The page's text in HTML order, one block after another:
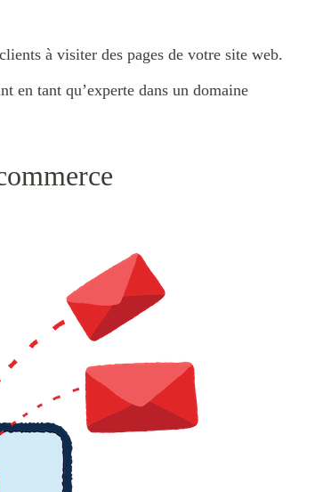
à visiter des pages de votre site web.
en tant qu’experte dans un domaine